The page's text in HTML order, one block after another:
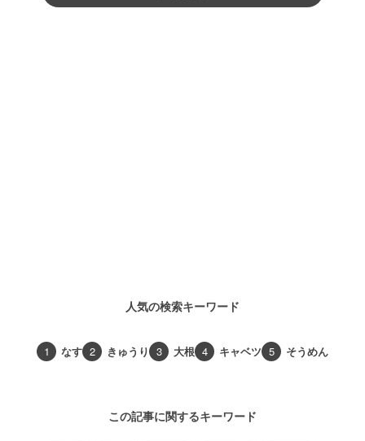
人気の検索キーワード
1 なす 2 きゅうり 3 大根 4 キャベツ 5 そうめん
この記事に関するキーワード